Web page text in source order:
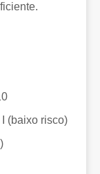
(baixo risco)